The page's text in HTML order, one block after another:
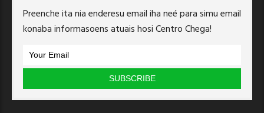
Preenche ita nia enderesu email iha neé para simu email
konaba informasoens atuais hosi Centro Chega!